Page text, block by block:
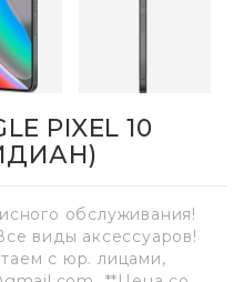
PIXEL 10
обслуживания!
виды аксессуаров!
с юр. лицами,